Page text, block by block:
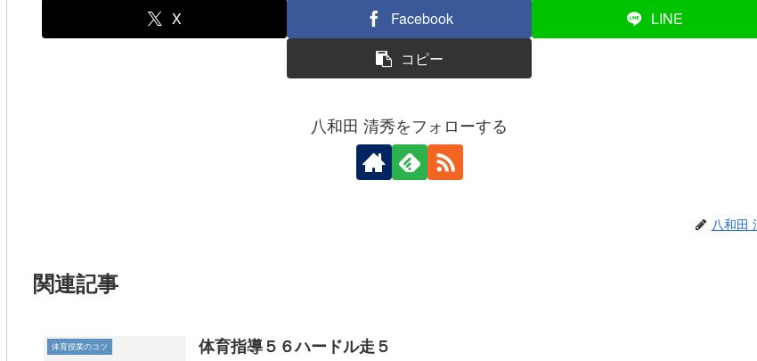
o X Facebook
LINE
コピー
八和田 清秀をフォローする
八和田
関連記事
体育授業のコツ 体育指導５６ハードル走５